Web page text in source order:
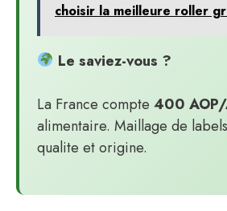
choisir la meilleure roller
Le saviez-vous ?
La France compte 400 AOP/
alimentaire. Maillage de
qualite et origine.